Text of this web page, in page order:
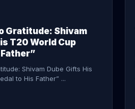
Gratitude: Shivam
T20 World Cup
Shivam Dube Gifts His
to His Father” ...